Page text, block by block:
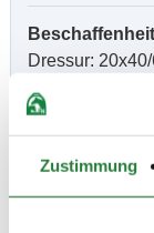
Zustimmung
Dressur:
Vorber.: 20x40m
Springen:
Vorber.: